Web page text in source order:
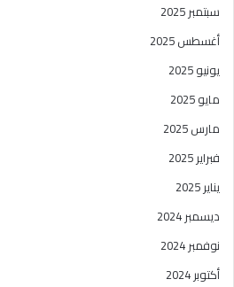
سبتمبر 2025
أغسطس 2025
يونيو 2025
مايو 2025
مارس 2025
فبراير 2025
يناير 2025
ديسمبر 2024
نوفمبر 2024
أكتوبر 2024